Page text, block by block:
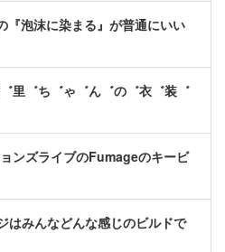
『泡沫に染まる』が普通にいい
里゛ち゛ゃ゛ん゛の゛衣゛装゛
ンズライブのFumageのキービ
はみんなどんな感じのビルドで